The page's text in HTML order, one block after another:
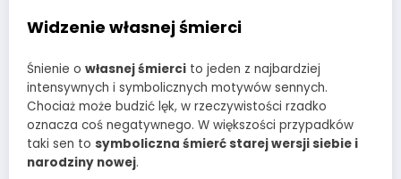
Widzenie własnej śmierci
Śnienie o własnej śmierci to jeden z najbardziej
intensywnych i symbolicznych motywów sennych.
Chociaż może budzić lęk, w rzeczywistości rzadko
oznacza coś negatywnego. W większości przypadków
taki sen to symboliczna śmierć starej wersji siebie i
narodziny nowej.